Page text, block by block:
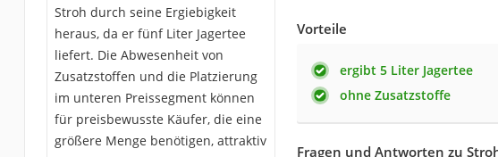
Stroh durch seine Ergiebigkeit
heraus, da er fünf Liter Jagertee
liefert. Die Abwesenheit von
Zusatzstoffen und die Platzierung
im unteren Preissegment können
für preisbewusste Käufer, die eine
größere Menge benötigen, attraktiv
Vorteile
ergibt 5 Liter Jagertee
ohne Zusatzstoffe
Fragen und Antworten zu